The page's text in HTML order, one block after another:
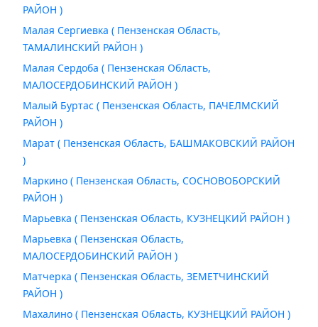
РАЙОН )
Малая Сергиевка ( Пензенская Область,
ТАМАЛИНСКИЙ РАЙОН )
Малая Сердоба ( Пензенская Область,
МАЛОСЕРДОБИНСКИЙ РАЙОН )
Малый Буртас ( Пензенская Область, ПАЧЕЛМСКИЙ
РАЙОН )
Марат ( Пензенская Область, БАШМАКОВСКИЙ РАЙОН
)
Маркино ( Пензенская Область, СОСНОВОБОРСКИЙ
РАЙОН )
Марьевка ( Пензенская Область, КУЗНЕЦКИЙ РАЙОН )
Марьевка ( Пензенская Область,
МАЛОСЕРДОБИНСКИЙ РАЙОН )
Матчерка ( Пензенская Область, ЗЕМЕТЧИНСКИЙ
РАЙОН )
Махалино ( Пензенская Область, КУЗНЕЦКИЙ РАЙОН )